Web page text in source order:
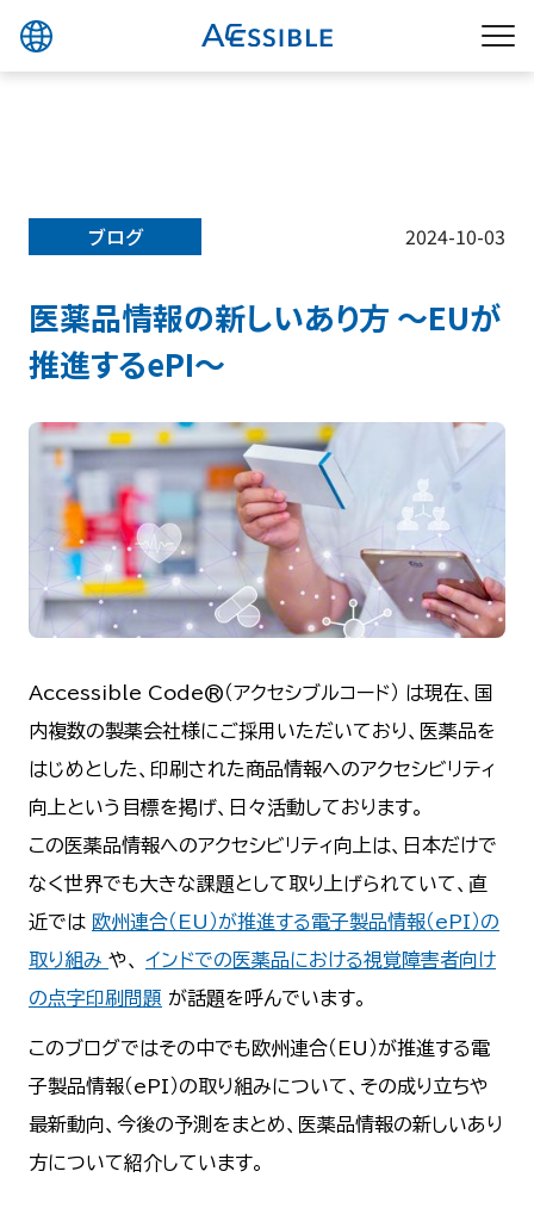
ブログ 2024-10-03
医薬品情報の新しいあり方 〜EUが
推進するePI〜
Accessible Code®（アクセシブルコード） は現在、国
内複数の製薬会社様にご採用いただいており、医薬品を
はじめとした、印刷された商品情報へのアクセシビリティ
向上という目標を掲げ、日々活動しております。
この医薬品情報へのアクセシビリティ向上は、日本だけで
なく世界でも大きな課題として取り上げられていて、直
近では 欧州連合（EU）が推進する電子製品情報（ePI）の
取り組み や、 インドでの医薬品における視覚障害者向け
の点字印刷問題 が話題を呼んでいます。
このブログではその中でも欧州連合（EU）が推進する電
子製品情報（ePI）の取り組みについて、その成り立ちや
最新動向、今後の予測をまとめ、医薬品情報の新しいあり
方について紹介しています。